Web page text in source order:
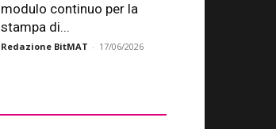
modulo continuo per la
stampa di...
Redazione BitMAT - 17/06/2026